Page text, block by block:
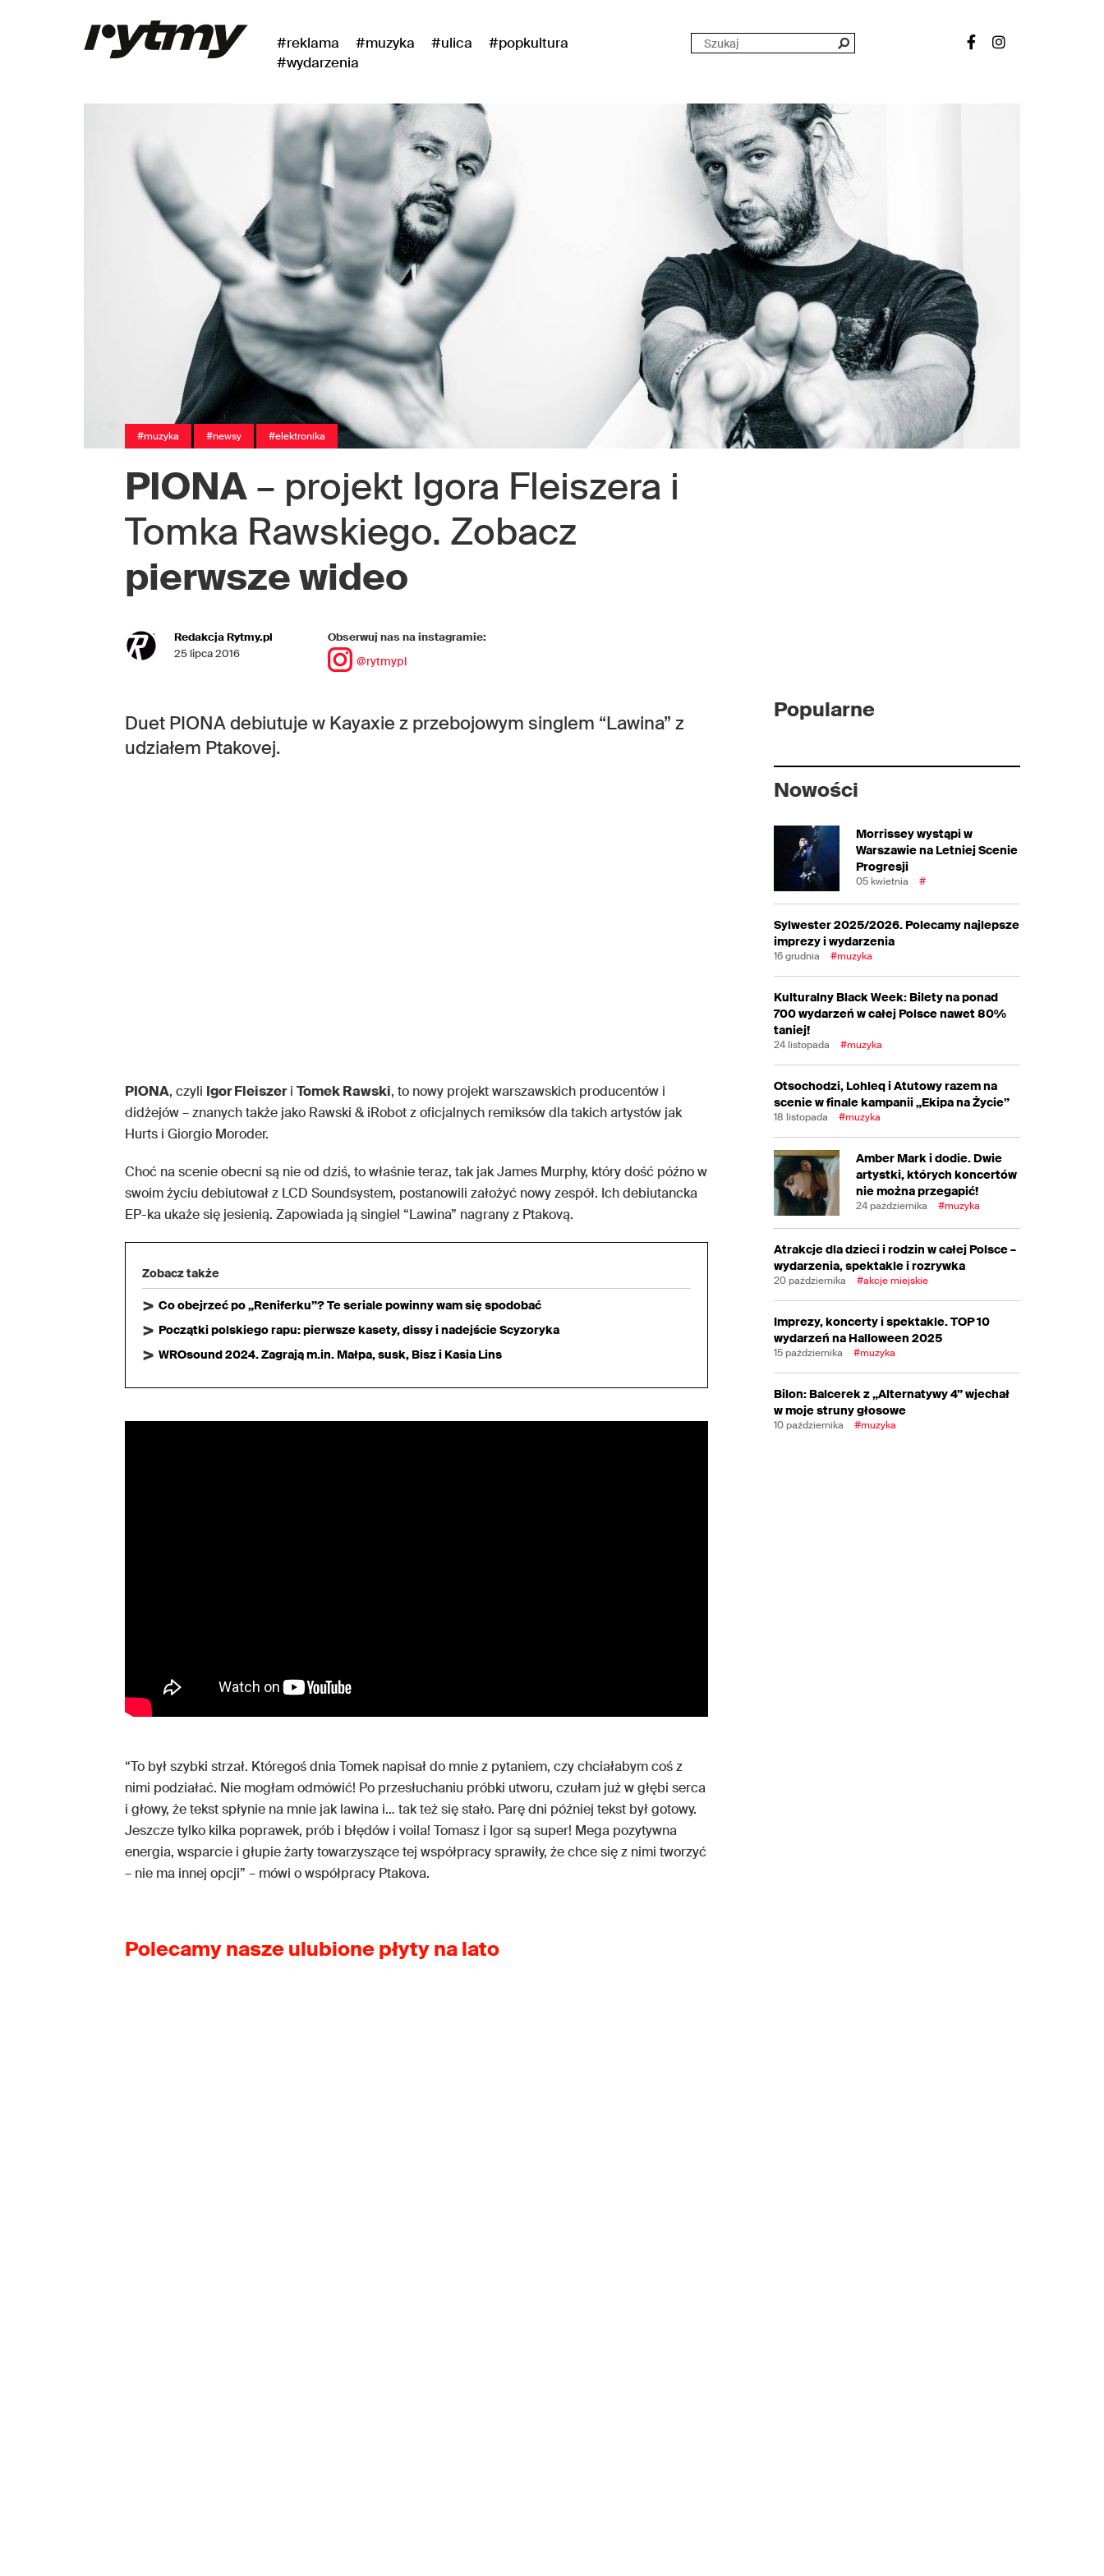
#reklama #muzyka #ulica
#popkultura
#wydarzenia
#muzyka #newsy #elektronika
PIONA – projekt Igora Fleiszera i
Tomka Rawskiego. Zobacz
pierwsze wideo
Redakcja Rytmy.pl
25 lipca 2016
Obserwuj nas na instagramie:
@rytmypl
Duet PIONA debiutuje w Kayaxie z przebojowym singlem “Lawina” z
udziałem Ptakovej.
PIONA, czyli Igor Fleiszeri Tomek Rawski, to nowy projekt warszawskich producentów i
didżejów – znanych także jako Rawski & iRobot z oficjalnych remiksów dla takich artystów jak
Hurts i Giorgio Moroder.
Choć na scenie obecni są nie od dziś, to właśnie teraz, tak jak James Murphy, który dość późno w
swoim życiu debiutował z LCD Soundsystem, postanowili założyć nowy zespół. Ich debiutancka
EP-ka ukaże się jesienią. Zapowiada ją singiel “Lawina” nagrany z Ptakovą.
Zobacz także
Co obejrzeć po „Reniferku”? Te seriale powinny wam się spodobać
Początki polskiego rapu: pierwsze kasety, dissy i nadejście Scyzoryka
WROsound 2024. Zagrają m.in. Małpa, susk, Bisz i Kasia Lins
“To był szybki strzał. Któregoś dnia Tomek napisał do mnie z pytaniem, czy chciałabym coś z
nimi podziałać. Nie mogłam odmówić! Po przesłuchaniu próbki utworu, czułam już w głębi serca
i głowy, że tekst spłynie na mnie jak lawina i… tak też się stało. Parę dni później tekst był gotowy.
Jeszcze tylko kilka poprawek, prób i błędów i voila! Tomasz i Igor są super! Mega pozytywna
energia, wsparcie i głupie żarty towarzyszące tej współpracy sprawiły, że chce się z nimi tworzyć
– nie ma innej opcji” – mówi o współpracy Ptakova.
Polecamy nasze ulubione płyty na lato
Popularne
Nowości
Morrissey wystąpi w
Warszawie na Letniej Scenie
Progresji
05 kwietnia #
Sylwester 2025/2026. Polecamy najlepsze
imprezy i wydarzenia
16 grudnia #muzyka
Kulturalny Black Week: Bilety na ponad
700 wydarzeń w całej Polsce nawet 80%
taniej!
24 listopada #muzyka
Otsochodzi, Lohleq i Atutowy razem na
scenie w finale kampanii „Ekipa na Życie”
18 listopada #muzyka
Amber Mark i dodie. Dwie
artystki, których koncertów
nie można przegapić!
24 października #muzyka
Atrakcje dla dzieci i rodzin w całej Polsce –
wydarzenia, spektakle i rozrywka
20 października #akcje miejskie
Imprezy, koncerty i spektakle. TOP 10
wydarzeń na Halloween 2025
15 października #muzyka
Bilon: Balcerek z „Alternatywy 4” wjechał
w moje struny głosowe
10 października #muzyka